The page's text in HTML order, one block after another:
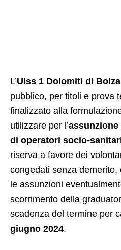
L’Ulss 1 Dolomiti di
pubblico, per titoli e prova
finalizzato alla
utilizzare per l’
di operatori socio-
riserva a favore dei
congedati senza
le assunzioni
scorrimento della
scadenza del termine per
giugno 2024.